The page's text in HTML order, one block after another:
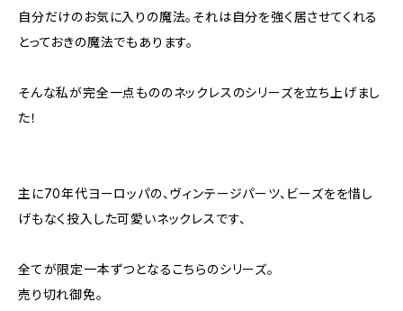
自分だけのお気に入りの魔法。それは自分を強く居させてくれる
とっておきの魔法でもあります。
そんな私が完全一点もののネックレスのシリーズを立ち上げまし
た！
主に70年代ヨーロッパの、ヴィンテージパーツ、ビーズをを惜し
げもなく投入した可愛いネックレスです、
全てが限定一本ずつとなるこちらのシリーズ。
売り切れ御免。